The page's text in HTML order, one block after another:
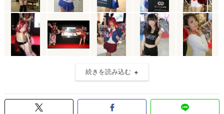
続きを読み込む